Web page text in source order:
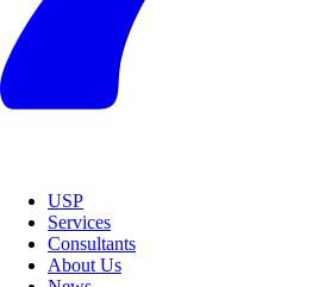
USP
Services
Consultants
About Us